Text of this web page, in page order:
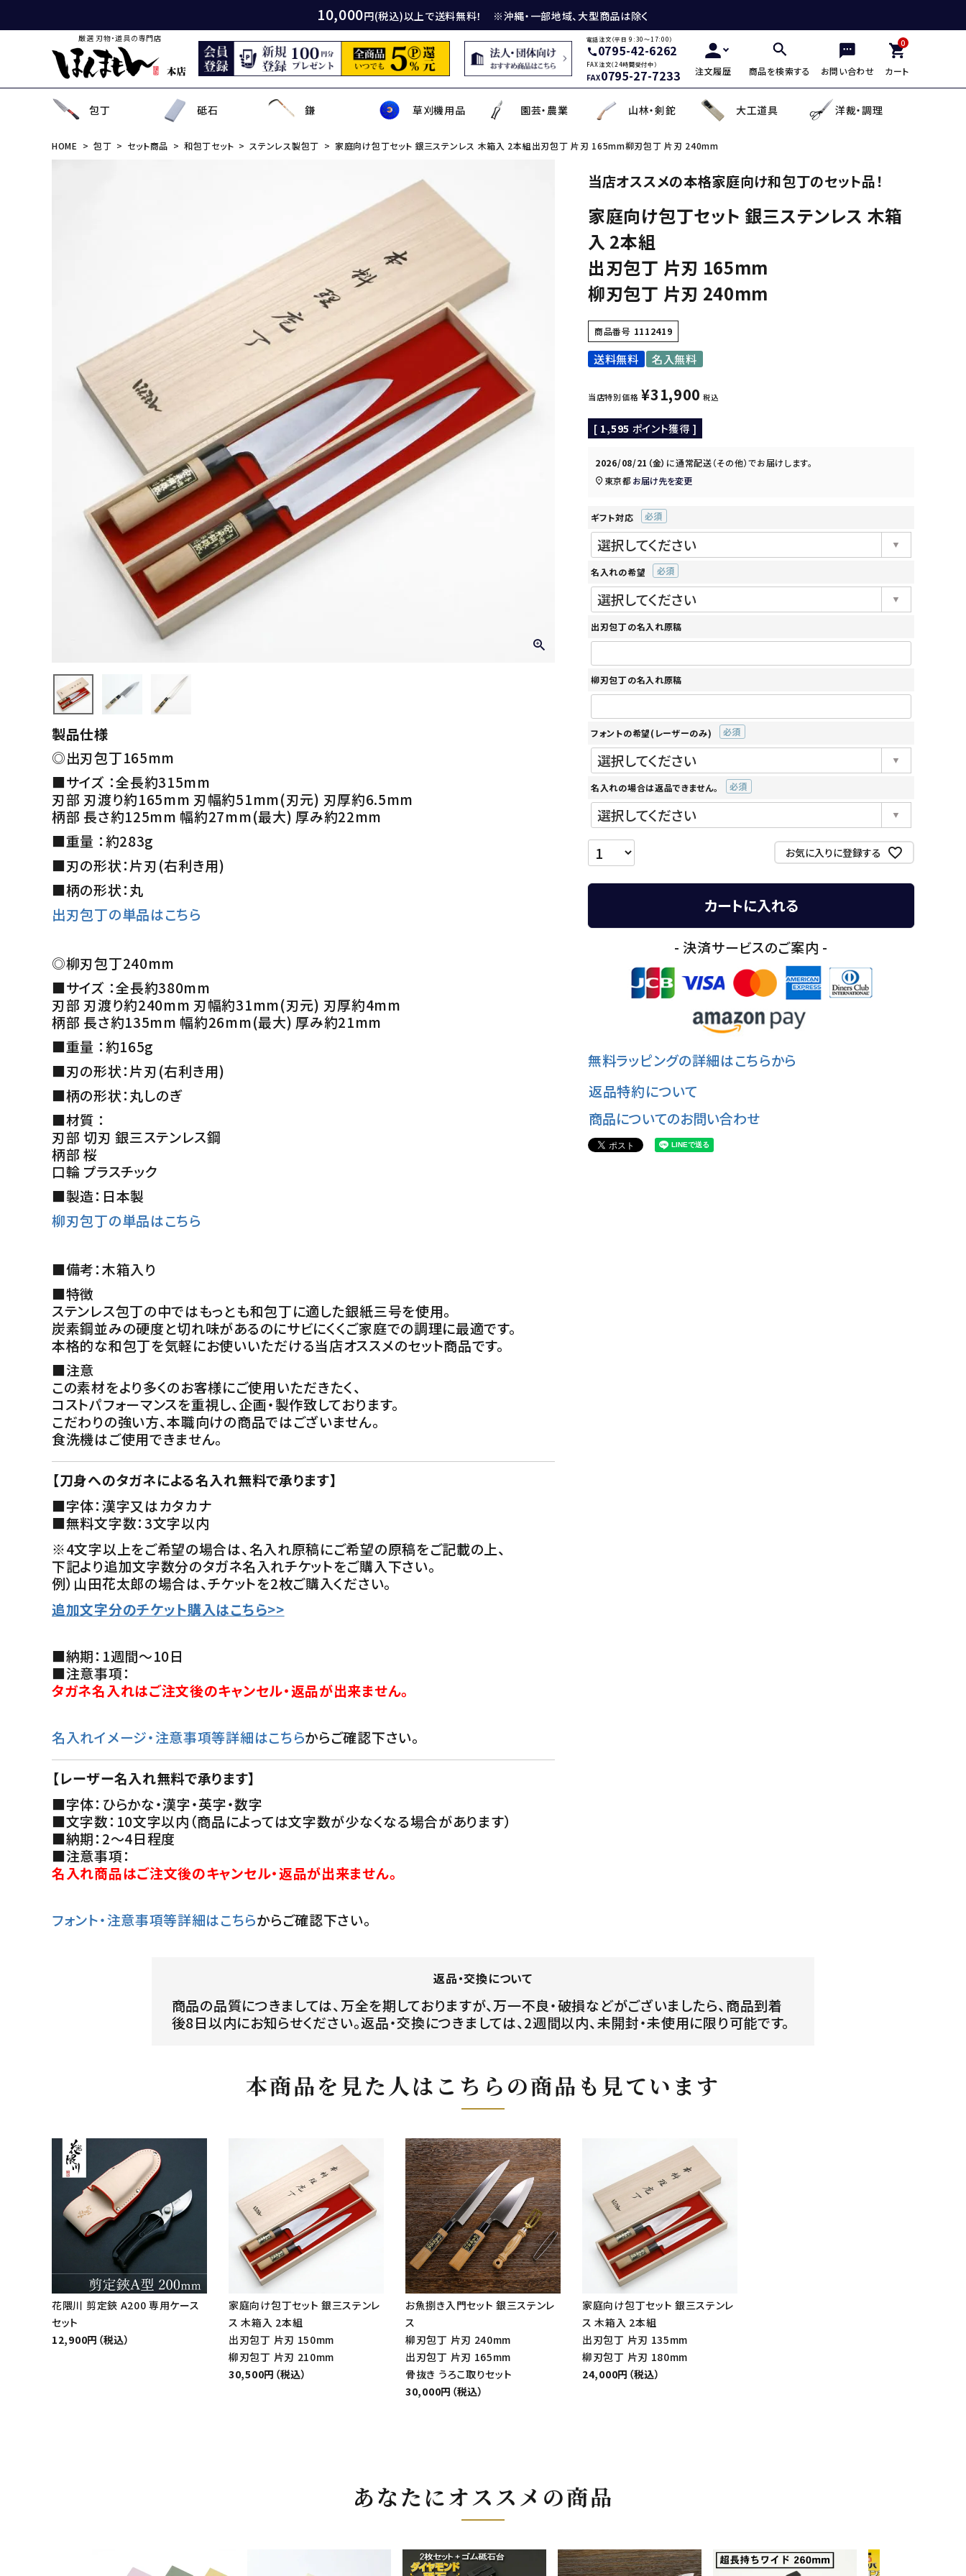
10,000円(税込)以上で送料無料！ ※沖縄・一部地域、大型商品は除く
厳選 刃物・道具の専門店 電話注文（平日 9:30～17:00）
call0795-42-6262
FAX注文（24時間受付中）
FAX0795-27-7233 注文履歴 商品を検索する お問い合わせ
0
カート
包丁
ペティナイフ 牛刀・筋引き・骨スキ 麺切り包丁
包丁収納・ケース
砥石
長刃包丁用砥石 面直し砥石
メンテナンス用品
鎌
造林鎌
草刈機用品
畦草刈機用刃 充電式除草機
補助・メンテナンス工具 草焼きバーナー
園芸・農業
農作・園芸用具 芝刈機・管理機・耕耘機爪 土農工具
携帯・収納ケース
山林・剣鉈
金矢・クサビ 木の皮剥き・角返し 登山用杖・トレッキ
大工道具
電動先端工具 手鉤
洋裁・調理
ソムリエナイフ・カトラリー 盛箸・盛皿・盛台 越前箸
HOME 包丁 セット商品 和包丁セット ステンレス製包丁 家庭向け包丁セット 銀三ステンレス 木箱入 2本組出刃包丁 片刃 165mm柳刃包丁 片刃 240mm
製品仕様
◎出刃包丁165mm
■サイズ ：全長約315mm
刃部 刃渡り約165mm 刃幅約51mm(刃元) 刃厚約6.5mm
柄部 長さ約125mm 幅約27mm(最大) 厚み約22mm
■重量 ：約283g
■刃の形状：片刃(右利き用)
■柄の形状：丸
出刃包丁の単品はこちら
◎柳刃包丁240mm
■サイズ ：全長約380mm
刃部 刃渡り約240mm 刃幅約31mm(刃元) 刃厚約4mm
柄部 長さ約135mm 幅約26mm(最大) 厚み約21mm
■重量 ：約165g
■刃の形状：片刃(右利き用)
■柄の形状：丸しのぎ
■材質 ：
刃部 切刃 銀三ステンレス鋼
柄部 桜
口輪 プラスチック
■製造：日本製
柳刃包丁の単品はこちら
■備考：木箱入り
■特徴
ステンレス包丁の中ではもっとも和包丁に適した銀紙三号を使用。
炭素鋼並みの硬度と切れ味があるのにサビにくくご家庭での調理に最適です。
本格的な和包丁を気軽にお使いいただける当店オススメのセット商品です。
■注意
この素材をより多くのお客様にご使用いただきたく、
コストパフォーマンスを重視し、企画・製作致しております。
こだわりの強い方、本職向けの商品ではございません。
食洗機はご使用できません。
【刀身へのタガネによる名入れ無料で承ります】
■字体：漢字又はカタカナ
■無料文字数：3文字以内
※4文字以上をご希望の場合は、名入れ原稿にご希望の原稿をご記載の上、
下記より追加文字数分のタガネ名入れチケットをご購入下さい。
例）山田花太郎の場合は、チケットを2枚ご購入ください。
追加文字分のチケット購入はこちら>>
■納期：1週間～10日
■注意事項：
タガネ名入れはご注文後のキャンセル・返品が出来ません。
名入れイメージ・注意事項等詳細はこちらからご確認下さい。
【レーザー名入れ無料で承ります】
■字体：ひらかな・漢字・英字・数字
■文字数：10文字以内（商品によっては文字数が少なくなる場合があります）
■納期：2～4日程度
■注意事項：
名入れ商品はご注文後のキャンセル・返品が出来ません。
フォント・注意事項等詳細はこちらからご確認下さい。
当店オススメの本格家庭向け和包丁のセット品！
家庭向け包丁セット 銀三ステンレス 木箱
入 2本組
出刃包丁 片刃 165mm
柳刃包丁 片刃 240mm
商品番号 1112419
送料無料 名入無料
当店特別価格 ¥31,900 税込
[ 1,595 ポイント獲得 ]
2026/08/21（金） に通常配送（その他）でお届けします。
東京都 お届け先を変更
ギフト対応
(必
須)
名入れの希望
(必
須)
出刃包丁の名入れ原稿
柳刃包丁の名入れ原稿
フォントの希望(レーザーのみ)
(必
名入れの場合は返品できません。
(必
お気に入りに登録する
カートに入れる
- 決済サービスのご案内 -
無料ラッピングの詳細はこちらから
返品特約について
商品についてのお問い合わせ
返品・交換について
商品の品質につきましては、万全を期しておりますが、万一不良・破損などがございましたら、商品到着
後8日以内にお知らせください。返品・交換につきましては、2週間以内、未開封・未使用に限り可能です。
本商品を見た人はこちらの商品も見ています
花隈川 剪定鋏 A200 専用ケース
セット
12,900円（税込）
家庭向け包丁セット 銀三ステンレ
ス 木箱入 2本組
出刃包丁 片刃 150mm
柳刃包丁 片刃 210mm
30,500円（税込）
お魚捌き入門セット 銀三ステンレ
ス
柳刃包丁 片刃 240mm
出刃包丁 片刃 165mm
骨抜き うろこ取りセット
30,000円（税込）
家庭向け包丁セット 銀三ステンレ
ス 木箱入 2本組
出刃包丁 片刃 135mm
柳刃包丁 片刃 180mm
24,000円（税込）
あなたにオススメの商品